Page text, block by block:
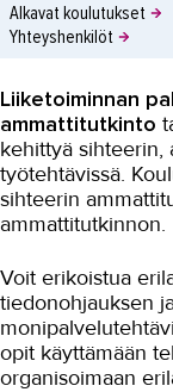
Alkavat koulutukset
Yhteyshenkilöt
Liiketoiminnan
ammattitutkinto
kehittyä sihteerin,
työtehtävissä.
sihteerin
ammattitutkinnon.
Voit erikoistua
tiedonohjauksen
opit käyttämään
organisoimaan